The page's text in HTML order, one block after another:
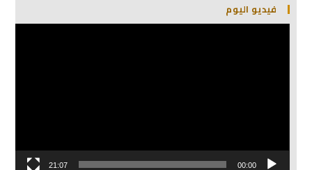
فيديو اليوم
00:00
21:07